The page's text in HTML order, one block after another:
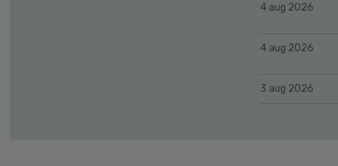
4 aug 2026
4 aug 2026
3 aug 2026